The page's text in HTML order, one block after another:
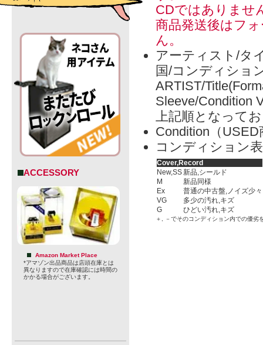
ACCESSORY
Amazon Market Place
*アマゾン出品商品は店頭在庫とは
異なりますので在庫確認には時間の
かかる場合がございます。
CDではありませ
商品発送後はフ
ん。
アーティスト/タ
国/コンディショ
ARTIST/
Sleeve/Condition
上記順となって
Condition（
コンディション
Cover,Record
New,SS新品,シールド
M
新品同様
Ex
普通の中古盤,ノイズ少々
VG
多少の汚れ,キズ
G
ひどい汚れ,キズ
＋, －でそのコンディション内での優劣